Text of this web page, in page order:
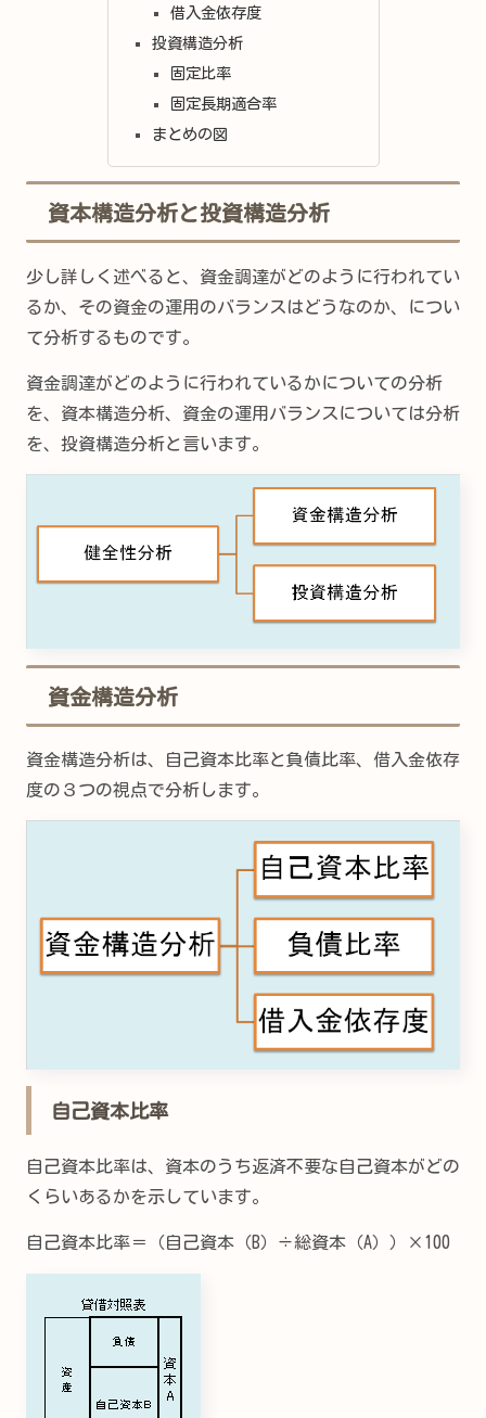
借入金依存度
投資構造分析
固定比率
固定長期適合率
まとめの図
資本構造分析と投資構造分析
少し詳しく述べると、資金調達がどのように行われてい
るか、その資金の運用のバランスはどうなのか、につい
て分析するものです。
資金調達がどのように行われているかについての分析
を、資本構造分析、資金の運用バランスについては分析
を、投資構造分析と言います。
資金構造分析
資金構造分析は、自己資本比率と負債比率、借入金依存
度の３つの視点で分析します。
自己資本比率
自己資本比率は、資本のうち返済不要な自己資本がどの
くらいあるかを示しています。
自己資本比率＝（自己資本（B）÷総資本（A））×100